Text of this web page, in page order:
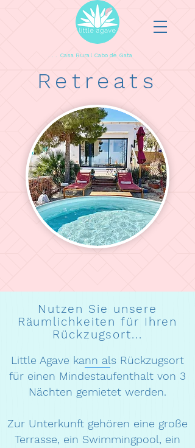
. . . Casa Rural Cabo de Gata
Retreats
Nutzen Sie unsere
Räumlichkeiten für Ihren
Rückzugsort...
Little Agave kann als Rückzugsort
für einen Mindestaufenthalt von 3
Nächten gemietet werden.
Zur Unterkunft gehören eine große
Terrasse, ein Swimmingpool, ein